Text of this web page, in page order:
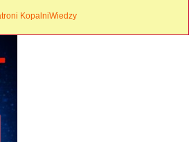
KopalniWiedzy